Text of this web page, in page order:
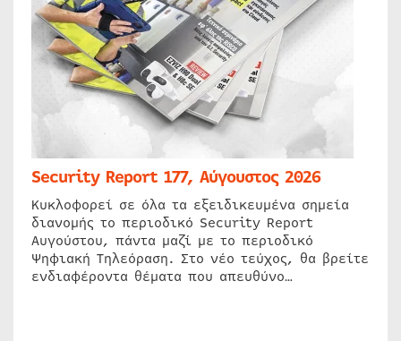
Security Report 177, Αύγουστος 2026
Κυκλοφορεί σε όλα τα εξειδικευμένα σημεία
διανομής το περιοδικό Security Report
Αυγούστου, πάντα μαζί με το περιοδικό
Ψηφιακή Τηλεόραση. Στο νέο τεύχος, θα βρείτε
ενδιαφέροντα θέματα που απευθύνο…